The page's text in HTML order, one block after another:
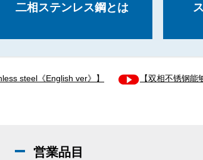
二相ステンレス鋼とは
steel《English ver》】 【双相不锈钢能
営業品目